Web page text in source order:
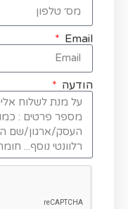
Email
הודעה